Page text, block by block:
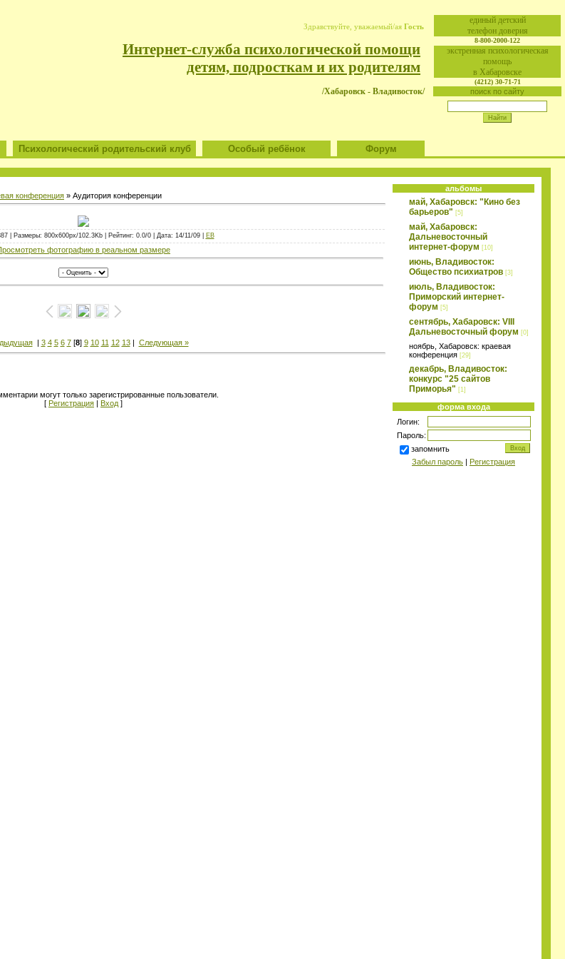
eдиный детский
телефон доверия
8-800-2000-122
экстренная психологическая
помощь
в Хабаровске
(4212) 30-71-71
поиск по сайту
Здравствуйте, уважаемый/ая Гость
Интернет-служба психологической помощи
детям, подросткам и их родителям
/Хабаровск - Владивосток/
Психологический родительский клуб Особый ребёнок Форум
конференция » Аудитория конференции
| Размеры: 800x600px/102.3Kb | Рейтинг: 0.0/0 | Дата: 14/11/09 | ЕВ
фотографию в реальном размере
| 3 4 5 6 7[8] 9 10 11 12 13| Следующая »
могут только зарегистрированные пользователи.
[ Регистрация Вход ]
альбомы
май, Хабаровск: "Кино без
барьеров" [5]
май, Хабаровск:
Дальневосточный
интернет-форум [10]
июнь, Владивосток:
Общество психиатров [3]
июль, Владивосток:
Приморский интернет-
форум [5]
сентябрь, Хабаровск: VIII
Дальневосточный форум [0]
ноябрь, Хабаровск: краевая
конференция [29]
декабрь, Владивосток:
конкурс "25 сайтов
Приморья" [1]
форма входа
Логин:
Пароль:
запомнить
Забыл пароль | Регистрация